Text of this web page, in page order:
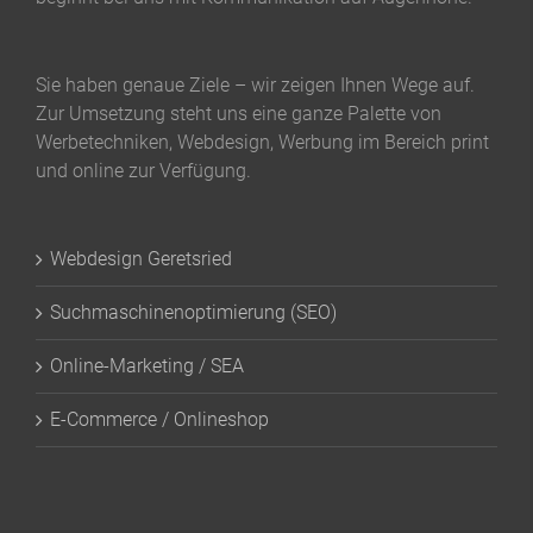
Sie haben genaue Ziele – wir zeigen Ihnen Wege auf.
Zur Umsetzung steht uns eine ganze Palette von
Werbetechniken, Webdesign, Werbung im Bereich print
und online zur Verfügung.
Webdesign Geretsried
Suchmaschinenoptimierung (SEO)
Online-Marketing / SEA
E-Commerce / Onlineshop